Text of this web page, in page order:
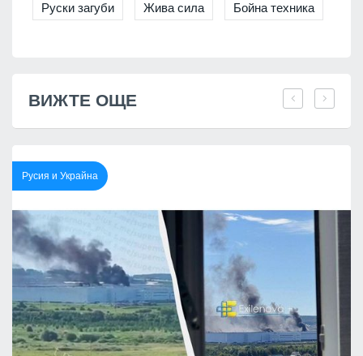
Руски загуби Жива сила Бойна техника
ВИЖТЕ ОЩЕ
Русия и Украйна